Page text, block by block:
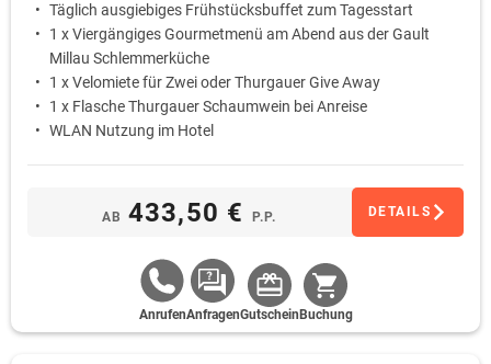
Täglich ausgiebiges Frühstücksbuffet zum Tagesstart
1 x Viergängiges Gourmetmenü am Abend aus der Gault
Millau Schlemmerküche
1 x Velomiete für Zwei oder Thurgauer Give Away
1 x Flasche Thurgauer Schaumwein bei Anreise
WLAN Nutzung im Hotel
AB 433,50 € P.P. DETAILS
AnrufenAnfragenGutschein Buchung